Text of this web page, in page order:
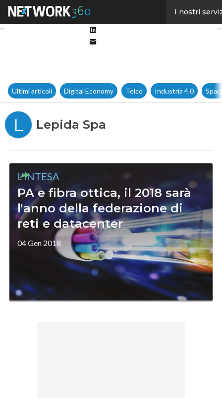
I nostri
Ultimi articoli Digital Economy Telco Industria 4.0
L Lepida Spa
L’INTESA
PA e fibra ottica, il 2018 sarà
l'anno della federazione di
reti e datacenter
04 Gen 2018